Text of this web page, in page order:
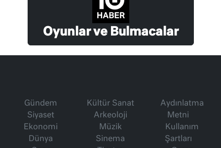
Oyunlar ve Bulmacalar
Gündem
Siyaset
Ekonomi
Dünya
Kültür Sanat
Arkeoloji
Müzik
Sinema
Aydınlatma
Metni
Kullanım
Şartları